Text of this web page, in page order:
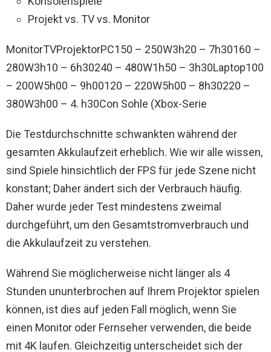
Projekt vs. TV vs. Monitor
MonitorTVProjektorPC150 – 250W3h20 – 7h30160 –
280W3h10 – 6h30240 – 480W1h50 – 3h30Laptop100
– 200W5h00 – 9h00120 – 220W5h00 – 8h30220 –
380W3h00 – 4. h30Con Sohle (Xbox-Serie
Die Testdurchschnitte schwankten während der
gesamten Akkulaufzeit erheblich. Wie wir alle wissen,
sind Spiele hinsichtlich der FPS für jede Szene nicht
konstant; Daher ändert sich der Verbrauch häufig.
Daher wurde jeder Test mindestens zweimal
durchgeführt, um den Gesamtstromverbrauch und
die Akkulaufzeit zu verstehen.
Während Sie möglicherweise nicht länger als 4
Stunden ununterbrochen auf Ihrem Projektor spielen
können, ist dies auf jeden Fall möglich, wenn Sie
einen Monitor oder Fernseher verwenden, die beide
mit 4K laufen. Gleichzeitig unterscheidet sich der